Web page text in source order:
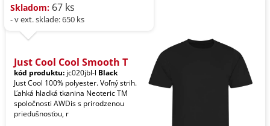
Skladom: 67 ks
- v ext. sklade: 650 ks
Just Cool Cool Smooth T
kód produktu: jc020jbl-l Black
Just Cool 100% polyester. Voľný strih.
Ľahká hladká tkanina Neoteric TM
spoločnosti AWDis s prirodzenou
priedušnosťou, r